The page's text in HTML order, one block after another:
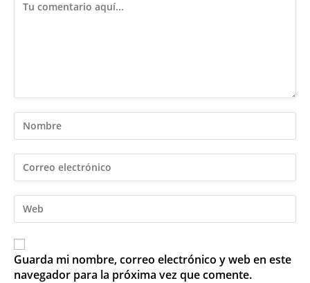
Guarda mi nombre, correo electrónico y web en este
navegador para la próxima vez que comente.